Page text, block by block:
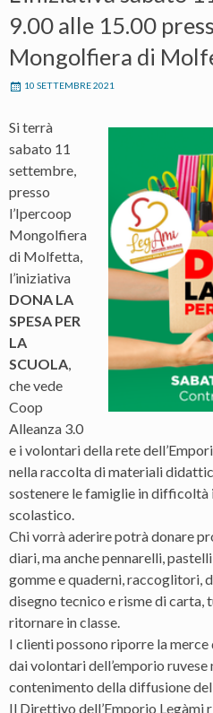
9.00 alle 15.00
Mongolfiera di
10 SETTEMBRE 2021
Si terrà
sabato 11
settembre,
presso
l’Ipercoop
Mongolfiera
di Molfetta,
l’iniziativa
DONA LA
SPESA PER
LA
SCUOLA
che vede
Coop
Alleanza 3.0
e i volontari della rete
nella raccolta di materiali
sostenere le famiglie in difficoltà
scolastico.
Chi vorrà aderire potrà donare
diari, ma anche pennarelli,
gomme e quaderni, raccoglitori,
disegno tecnico e risme di carta,
ritornare in classe.
I clienti possono riporre la
dai volontari dell’emporio
contenimento della diffusione
Il Direttivo dell’Emporio Legàmi